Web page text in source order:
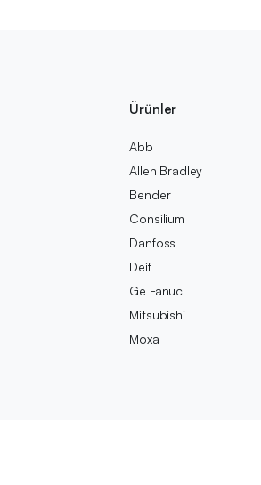
Ürünler
Abb
Allen Bradley
Bender
Consilium
Danfoss
Deif
Ge Fanuc
Mitsubishi
Moxa